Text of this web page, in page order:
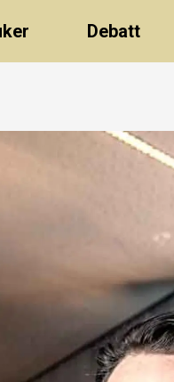
Debatt